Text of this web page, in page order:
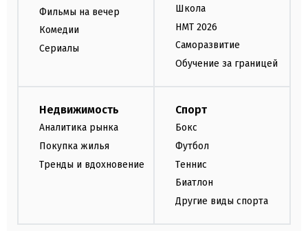
Фильмы на вечер
Комедии
Сериалы
Школа
НМТ 2026
Саморазвитие
Обучение за границей
Недвижимость
Аналитика рынка
Покупка жилья
Тренды и вдохновение
Спорт
Бокс
Футбол
Теннис
Биатлон
Другие виды спорта